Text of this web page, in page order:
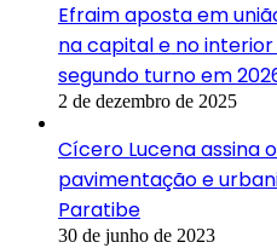
Efraim aposta em
na capital e no
segundo turno em
2 de dezembro de 2025
Cícero Lucena assina
pavimentação e
Paratibe
30 de junho de 2023